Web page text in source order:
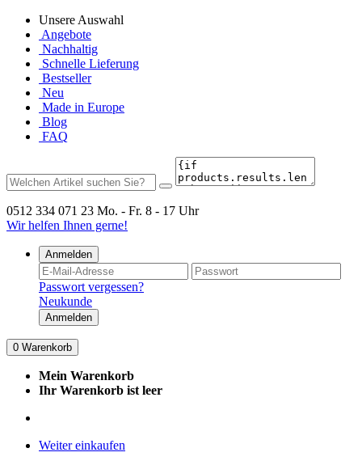
Unsere Auswahl
Angebote
Nachhaltig
Schnelle Lieferung
Bestseller
Neu
Made in Europe
Blog
FAQ
0512 334 071 23 Mo. - Fr. 8 - 17 Uhr
Wir helfen Ihnen gerne!
Anmelden
Passwort vergessen?
Neukunde
Anmelden
0 Warenkorb
Mein Warenkorb
Ihr Warenkorb ist leer
Weiter einkaufen